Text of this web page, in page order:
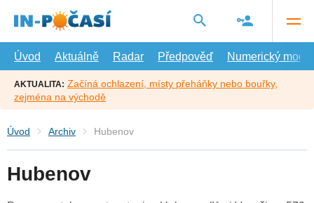
hlavní
Úvod
Aktuálně Radar Předpověď Numerický model
AKTUALITA: Začíná ochlazení, místy přeháňky nebo bouřky,
zejména na východě
Úvod Archiv Hubenov
Hubenov